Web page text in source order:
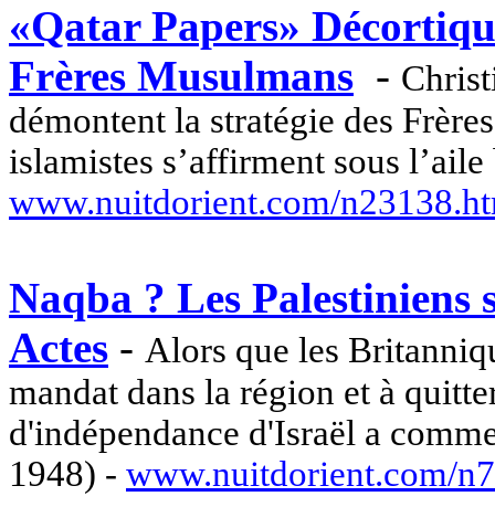
«Qatar Papers»
Frères Musulmans -
démontent la stratégie des
islamistes s’affirment sous
www.nuitdorient.com/
Naqba ? Les Palestiniens
Actes - Alors que les
mandat dans la région et à
d'indépendance d'Israël a
1948) - www.nuitdorient.com/